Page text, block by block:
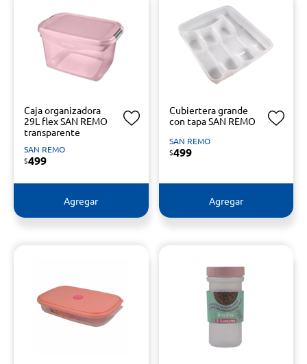
Caja organizadora
29L flex SAN REMO
transparente
SAN REMO
$499
Agregar
Cubiertera grande
con tapa SAN REMO
SAN REMO
$499
Agregar